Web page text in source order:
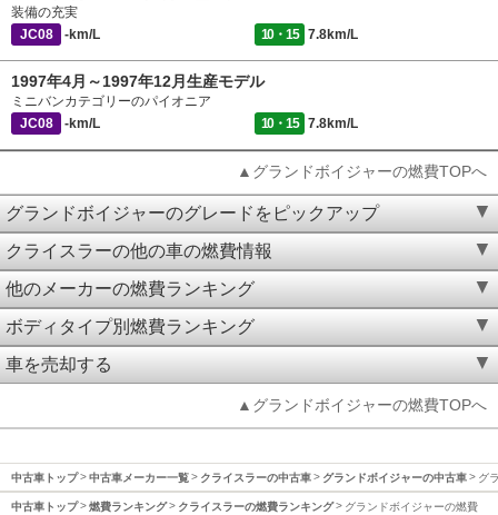
装備の充実
JC08
-km/L 10・15 7.8km/L
1997年4月～1997年12月生産モデル
ミニバンカテゴリーのパイオニア
JC08
-km/L 10・15 7.8km/L
▲グランドボイジャーの燃費TOPへ
グランドボイジャーのグレードをピックアップ
クライスラーの他の車の燃費情報
他のメーカーの燃費ランキング
ボディタイプ別燃費ランキング
車を売却する
▲グランドボイジャーの燃費TOPへ
中古車トップ 中古車メーカー一覧 クライスラーの中古車 グランドボイジャーの中古車 グ
中古車トップ 燃費ランキング クライスラーの燃費ランキング グランドボイジャーの燃費